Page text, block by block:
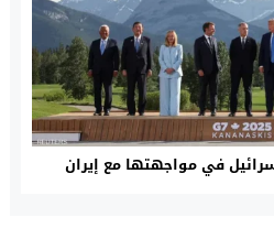
في مواجهتها مع إيران